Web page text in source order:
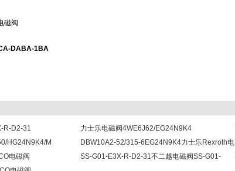
磁阀
DABA-1BA
R-D2-31 力士乐电磁阀4WE6J62/EG24N9K4
HG24N9K4/M
DBW10A2-52/315-6EG24N9K4力士乐Rexroth电
磁溢流阀
电磁阀
SS-G01-E3X-R-D2-31不二越电磁阀SS-G01-